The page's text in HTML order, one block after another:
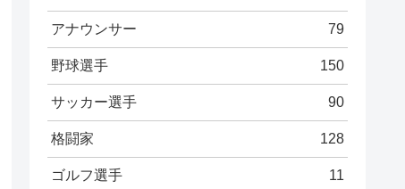
アナウンサー 79
野球選手 150
サッカー選手 90
格闘家 128
ゴルフ選手 11